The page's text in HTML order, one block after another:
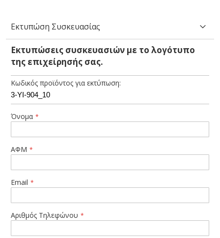
Εκτυπώση Συσκευασίας
Εκτυπώσεις συσκευασιών με το λογότυπο
της επιχείρησής σας.
Κωδικός προϊόντος για εκτύπωση:
Όνομα
ΑΦΜ
Email
Αριθμός Τηλεφώνου